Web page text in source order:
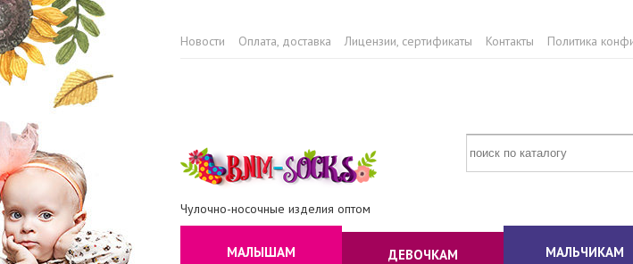
Новости Оплата, доставка Лицензии, сертификаты Контакты Политика
Чулочно-носочные изделия оптом
МАЛЫШАМ ДЕВОЧКАМ МАЛЬЧИКАМ